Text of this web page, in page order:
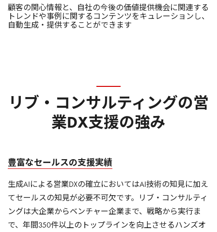
顧客の関心情報と、自社の今後の価値提供機会に関連する
トレンドや事例に関するコンテンツをキュレーションし、
自動生成・提供することができます
リブ・コンサルティングの営
業DX支援の強み
豊富なセールスの支援実績
生成AIによる営業DXの確立においてはAI技術の知見に加え
てセールスの知見が必要不可欠です。リブ・コンサルティ
ングは大企業からベンチャー企業まで、戦略から実行ま
で、年間350件以上のトップラインを向上させるハンズオ